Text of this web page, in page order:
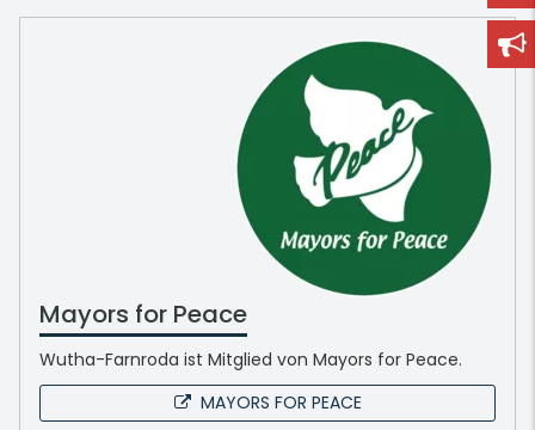
Mayors for Peace
Wutha-Farnroda ist Mitglied von Mayors for Peace.
MAYORS FOR PEACE